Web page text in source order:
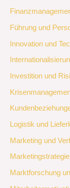
Führung und
Innovation und
Investition und
Logistik und
Marketing und
Marktforschung